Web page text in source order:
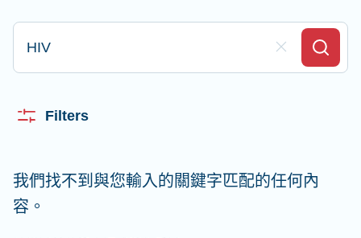
在此處輸入並搜尋資料
Clear Field
Search
Filters
我們找不到與您輸入的關鍵字匹配的任何內
容。